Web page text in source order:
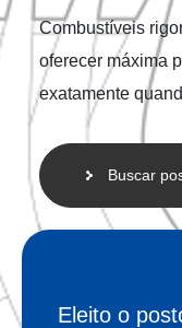
Combustíveis
oferecer máxima
exatamente
Buscar
Eleito o